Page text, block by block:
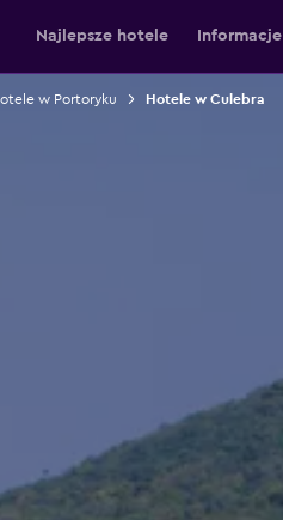
Najlepsze hotele Informacje
w Portoryku Hotele w Culebra